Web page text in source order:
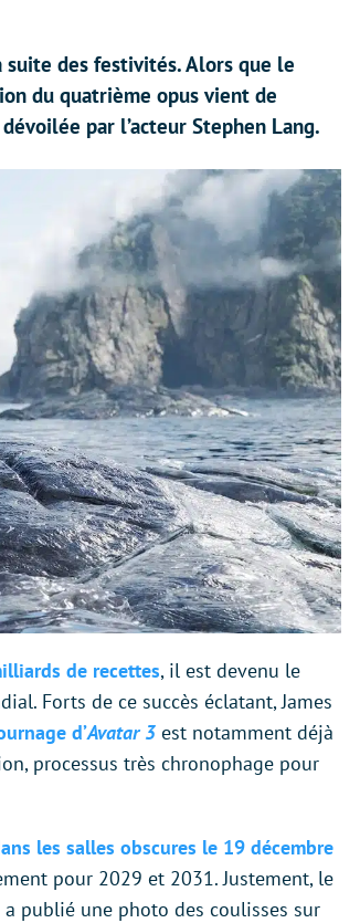
suite des festivités. Alors que le
du quatrième opus vient de
par l’acteur Stephen Lang.
de recettes, il est devenu le
Forts de ce succès éclatant, James
d’Avatar 3 est notamment déjà
processus très chronophage pour
les salles obscures le 19 décembre
pour 2029 et 2031. Justement, le
a publié une photo des coulisses sur